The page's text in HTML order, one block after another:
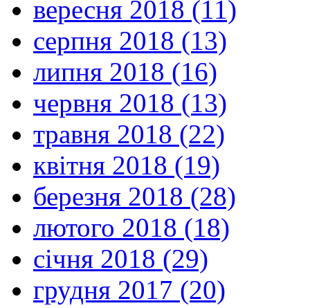
вересня 2018 (11)
серпня 2018 (13)
липня 2018 (16)
червня 2018 (13)
травня 2018 (22)
квітня 2018 (19)
березня 2018 (28)
лютого 2018 (18)
січня 2018 (29)
грудня 2017 (20)